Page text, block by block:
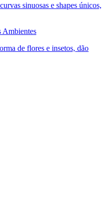
sinuosas e shapes únicos,
Ambientes
de flores e insetos, dão